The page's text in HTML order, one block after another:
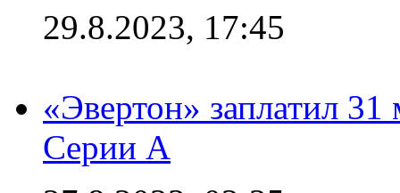
29.8.2023, 17:45
«Эвертон» заплатил
Серии А